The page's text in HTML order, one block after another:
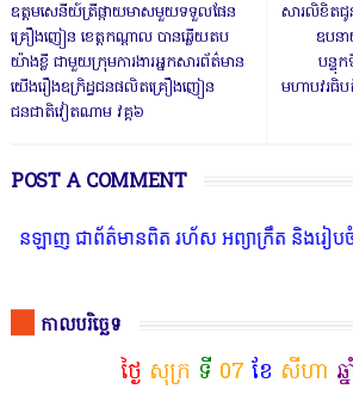
សារលិខិតជូ
ឧបនា
បន្ទុក
មហាបវរធិ
ឧត្តមសេនីយ៍ត្រីផ្កាយមាសមួយទទួលផែន
គ្រឿងញៀន ខេត្តកណ្ដាល បានឆ្លើយតប
យ៉ាងខ្លី ជាមួយក្រុមការងារអ្នកសារព័ត៌មាន
យើងរឿងឧក្រិដ្ធជនផលិតគ្រឿងញៀន
ជនជាតិវៀតណាម វគ្គ៦
POST A COMMENT
ព័ត៌មានពិត រហ័ស អព្យាក្រឹត និងរៀបចំ ជ្រើសរ
កាលបរិច្ឆេទ
ថ្ងៃ សុក្រ ទី 07 ខែ សីហា ឆ្